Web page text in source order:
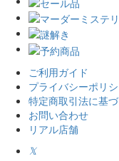
ご利用ガイド
プライバシーポリ
特定商取引法に基
お問い合わせ
リアル店舗
𝕏